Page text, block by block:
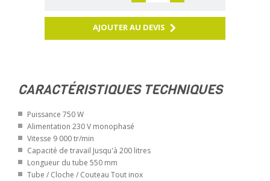
AJOUTER AU DEVIS
CARACTÉRISTIQUES TECHNIQUES
Puissance 750 W
Alimentation 230 V monophasé
Vitesse 9 000 tr/min
Capacité de travail Jusqu'à 200 litres
Longueur du tube 550 mm
Tube / Cloche / Couteau Tout inox